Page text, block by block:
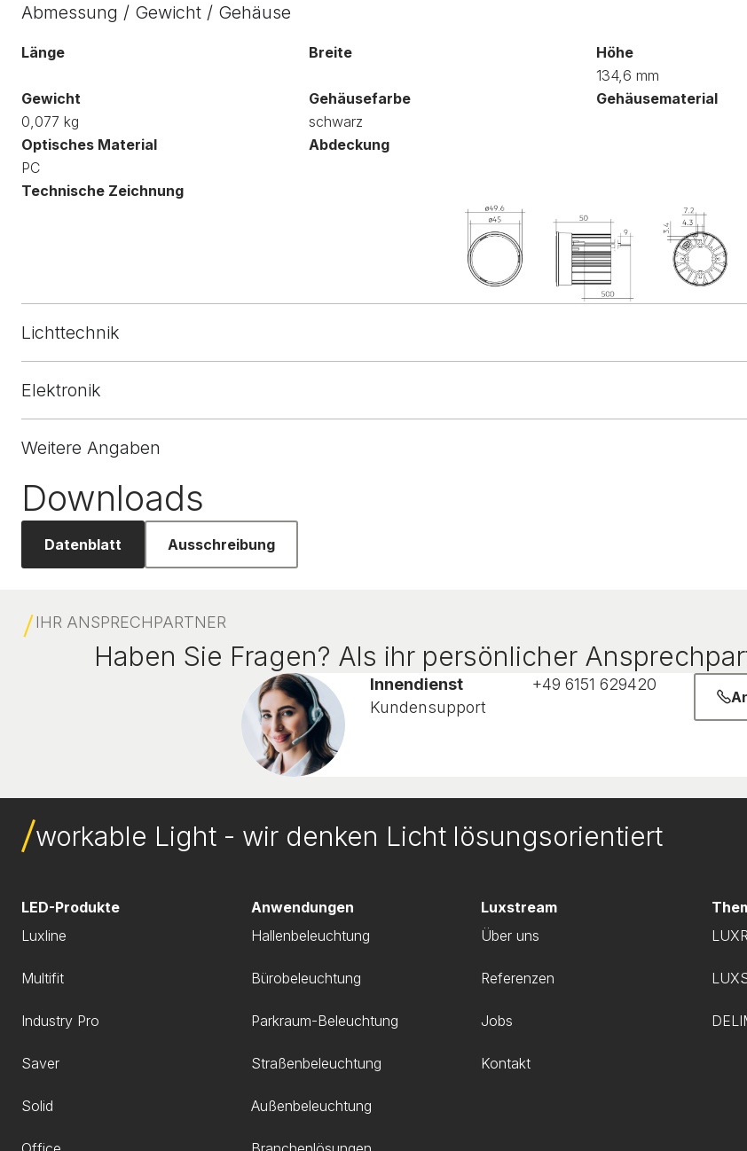
Abmessung / Gewicht / Gehäuse
Länge Breite
Höhe
134,6 mm
Gewicht
0,077 kg
Gehäusefarbe
schwarz
Gehäusematerial
Optisches Material
PC
Abdeckung
Technische Zeichnung
Lichttechnik
Elektronik
Weitere Angaben
Downloads
Datenblatt Ausschreibung
IHR ANSPRECHPARTNER
Haben Sie Fragen? Als ihr persönlicher
Innendienst
Kundensupport
+49 6151 629420
workable Light - wir denken Licht lösungsorientiert
LED-Produkte
Luxline
Multifit
Industry Pro
Saver
Solid
Anwendungen
Hallenbeleuchtung
Bürobeleuchtung
Parkraum-Beleuchtung
Straßenbeleuchtung
Außenbeleuchtung
Luxstream
Über uns
Referenzen
Jobs
Kontakt